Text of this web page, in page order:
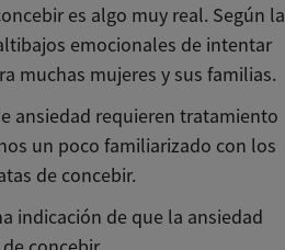
es algo muy real. Según la
emocionales de intentar
muchas mujeres y sus familias.
ansiedad requieren tratamiento
un poco familiarizado con los
de concebir.
indicación de que la ansiedad